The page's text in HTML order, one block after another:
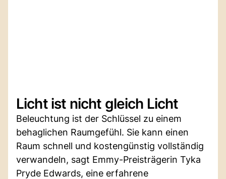
Licht ist nicht gleich Licht
Beleuchtung ist der Schlüssel zu einem
behaglichen Raumgefühl. Sie kann einen
Raum schnell und kostengünstig vollständig
verwandeln, sagt Emmy-Preisträgerin Tyka
Pryde Edwards, eine erfahrene